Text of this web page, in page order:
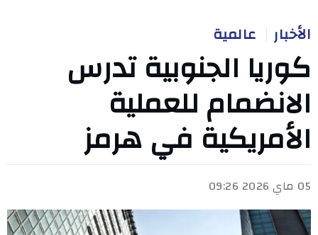
الأخبار عالمية
كوريا الجنوبية تدرس
الانضمام للعملية
الأمريكية في هرمز
05 ماي 2026 09:26